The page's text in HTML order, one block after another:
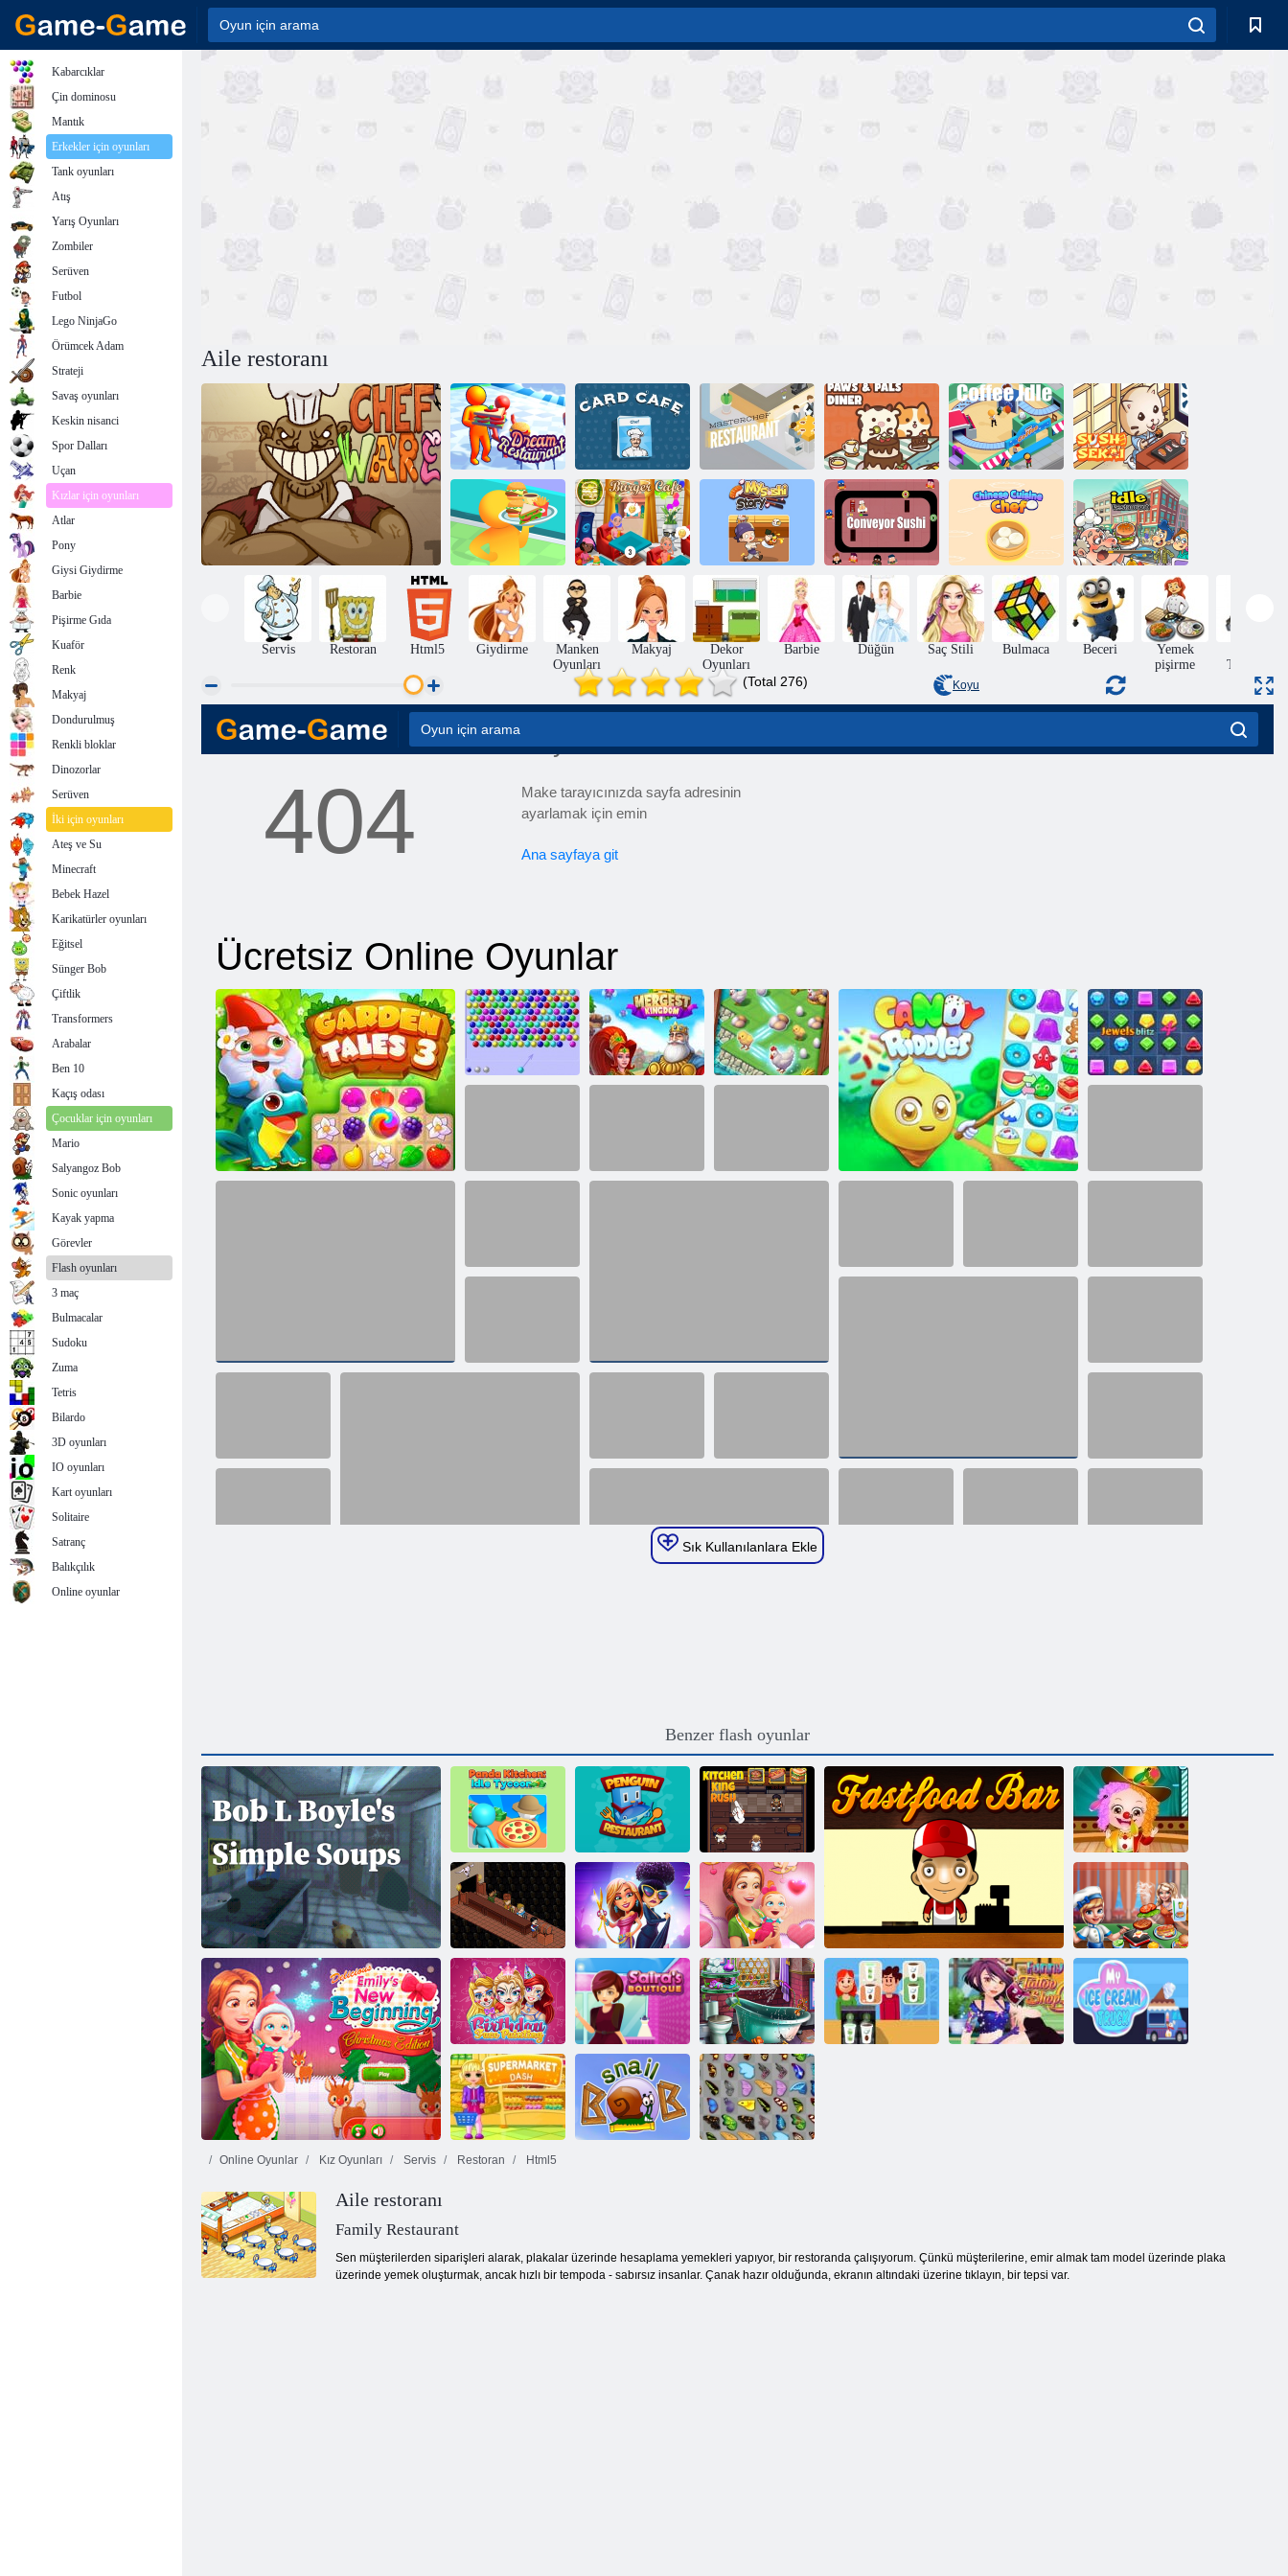
Aile restoranı
Şef wa're
Rüya Restoranı Kart Kafe
Masterchef
Restoranı
Paws & Pals
Kahve Boşta Suşi Sekai
Rüya Restoranı
3D
Hamburger Kafe Suşi Hikayem Konveyör Suşi Çin Mutfağı Şefi Boş Restoran
Servis Restoran Html5 Giydirme
Manken
Oyunları
Makyaj
Dekor
Oyunları
Barbie Düğün Saç Stili Bulmaca Beceri
Yemek
pişirme
Toplama
(Total 276) Koyu
Sık Kullanılanlara Ekle
Benzer flash oyunlar
Bob L Boyle'ın Basit Çorbaları
Panda Kitchen:
Boşt Tycoon
Penguen
restoranı
Mutfak kralı
acele
Bebek Hazel:
Okulun Yıllık
günü
Bira Rush
Muhteşem
Angela'nın
Moda Ateşi
Lezzetli
Emily'nin Yeni
Başlangıç ​​
Sevgililer Günü
Pişirme Sahnesi
Doğum Günü
Yüz Boyama
Saira'nın butiği
Lüks banyo
tasarımı
Online Oyunlar Kız Oyunları Servis Restoran Html5
Aile restoranı
Family Restaurant
Sen müşterilerden siparişleri alarak, plakalar üzerinde hesaplama yemekleri yapıyor, bir restoranda çalışıyorum. Çünkü müşterilerine, emir almak tam model üzerinde plaka
üzerinde yemek oluşturmak, ancak hızlı bir tempoda - sabırsız insanlar. Çanak hazır olduğunda, ekranın altındaki üzerine tıklayın, bir tepsi var.
Kabarcıklar
Çin dominosu
Mantık
Erkekler için oyunları
Tank oyunları
Atış
Yarış Oyunları
Zombiler
Serüven
Futbol
Lego NinjaGo
Örümcek Adam
Strateji
Savaş oyunları
Keskin nisanci
Spor Dalları
Uçan
Kızlar için oyunları
Atlar
Pony
Giysi Giydirme
Barbie
Pişirme Gıda
Kuaför
Renk
Makyaj
Dondurulmuş
Renkli bloklar
Dinozorlar
Serüven
İki için oyunları
Ateş ve Su
Minecraft
Bebek Hazel
Karikatürler oyunları
Eğitsel
Sünger Bob
Çiftlik
Transformers
Arabalar
Ben 10
Kaçış odası
Çocuklar için oyunları
Mario
Salyangoz Bob
Sonic oyunları
Kayak yapma
Görevler
Flash oyunları
3 maç
Bulmacalar
Sudoku
Zuma
Tetris
Bilardo
3D oyunları
IO oyunları
Kart oyunları
Solitaire
Satranç
Balıkçılık
Online oyunlar